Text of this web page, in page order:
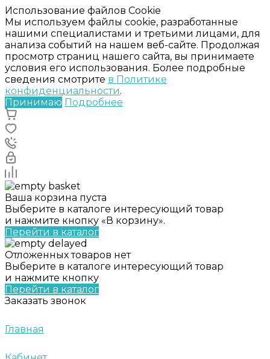
Использование файлов Cookie
Мы используем файлы cookie, разработанные
нашими специалистами и третьими лицами, для
анализа событий на нашем веб-сайте. Продолжая
просмотр страниц нашего сайта, вы принимаете
условия его использования. Более подробные
сведения смотрите в Политике
конфиденциальности.
Принимаю Подробнее
Ваша корзина пуста
Выберите в каталоге интересующий товар
и нажмите кнопку «В корзину».
Перейти в каталог
Отложенных товаров нет
Выберите в каталоге интересующий товар
и нажмите кнопку
Перейти в каталог
Заказать звонок
Главная